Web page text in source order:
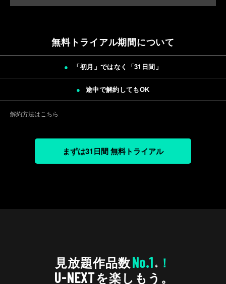
無料トライアル期間について
「初月」ではなく「31日間 」
途中で解約してもOK
解約方法は こちら
まずは31日間 無料トライアル
見放題作品数No.1 ※
！
U-NEXTを楽しもう。